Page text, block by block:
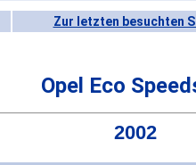
Zur letzten besuchten
Opel Eco
2002